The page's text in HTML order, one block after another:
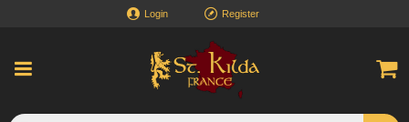
Login Register